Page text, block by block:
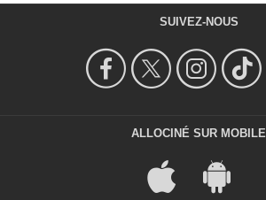
SUIVEZ-NOUS
ALLOCINÉ SUR MOBILE